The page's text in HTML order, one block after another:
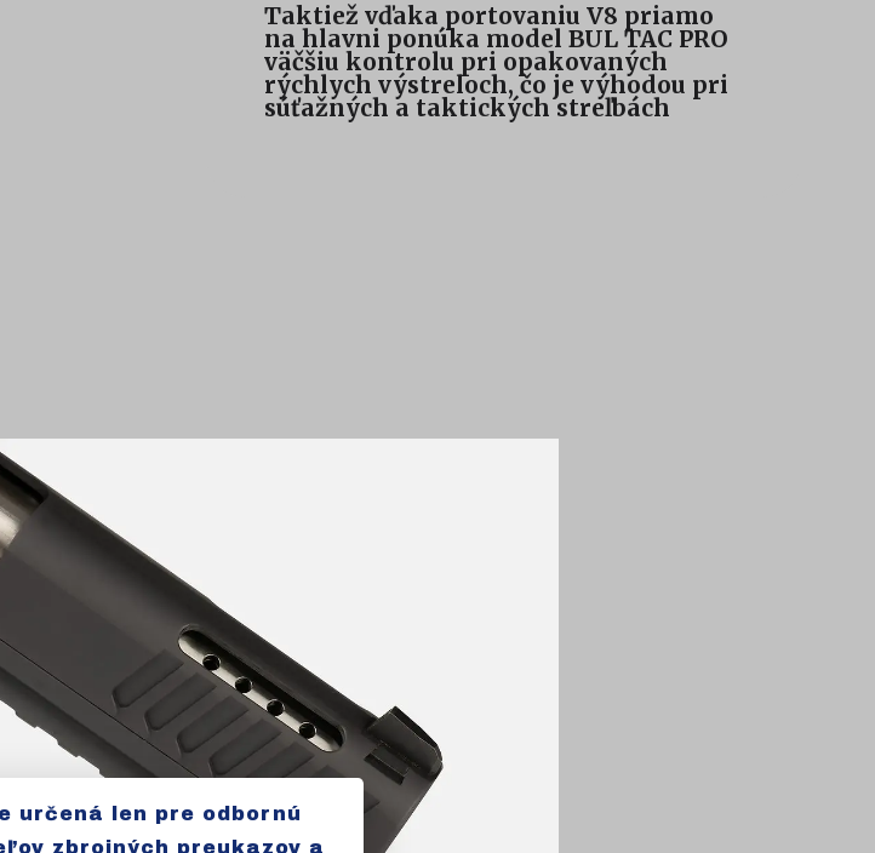
Taktiež vďaka portovaniu V8 priamo
na hlavni ponúka model BUL TAC PRO
väčšiu kontrolu pri opakovaných
rýchlych výstreloch, čo je výhodou pri
súťažných a taktických streľbách
určená len pre odbornú
zbrojných preukazov a